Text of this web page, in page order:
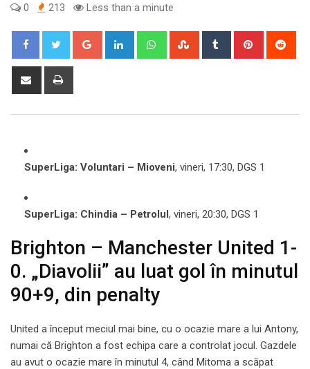
0 213 Less than a minute
Google+ LinkedIn WhatsappStumbleUpon
Tumblr Pinterest
Share
SuperLiga: Voluntari – Mioveni, vineri, 17:30, DGS 1
SuperLiga: Chindia – Petrolul, vineri, 20:30, DGS 1
Brighton – Manchester United 1-
0. „Diavolii” au luat gol în minutul
90+9, din penalty
United a început meciul mai bine, cu o ocazie mare a lui Antony,
numai că Brighton a fost echipa care a controlat jocul. Gazdele
au avut o ocazie mare în minutul 4, când Mitoma a scăpat